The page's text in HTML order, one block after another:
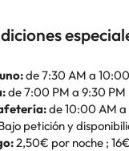
de 7:30 AM a
de 7:00 PM a 9:30 PM
de 10:00 AM a
petición y
2,50€ por noche ;